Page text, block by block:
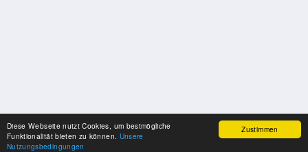
Zustimmen
Diese Webseite nutzt Cookies, um bestmögliche
Funktionalität bieten zu können. Unsere
Nutzungsbedingungen